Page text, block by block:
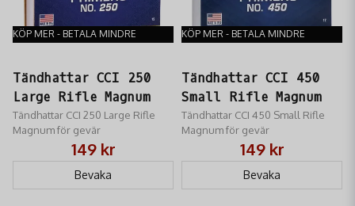
KÖP MER - BETALA MINDRE
Tändhattar CCI 250
Large Rifle Magnum
Tändhattar CCI 250 Large Rifle
Magnum för gevär
149 kr
Bevaka
KÖP MER - BETALA MINDRE
Tändhattar CCI 450
Small Rifle Magnum
Tändhattar CCI 450 Small Rifle
Magnum för gevär
149 kr
Bevaka